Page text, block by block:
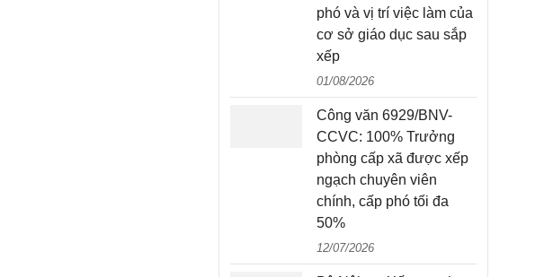
phó và vị trí việc làm của
cơ sở giáo dục sau sắp
xếp
01/08/2026
Công văn 6929/BNV-
CCVC: 100% Trưởng
phòng cấp xã được xếp
ngạch chuyên viên
chính, cấp phó tối đa
50%
12/07/2026